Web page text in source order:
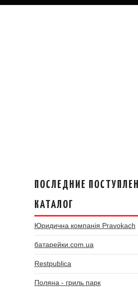
ПОСЛЕДНИЕ
КАТАЛОГ
Юридична компанія Pravokach
батарейки.com.ua
Restpublica
Поляна - гриль парк